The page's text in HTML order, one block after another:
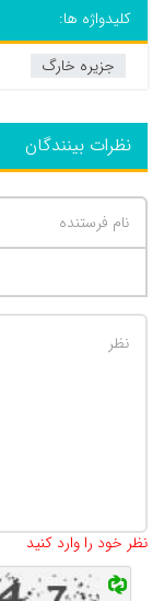
کلیدواژه ها:
جزیره خارگ
نظرات بینندگان
نظر خود را وارد کنید